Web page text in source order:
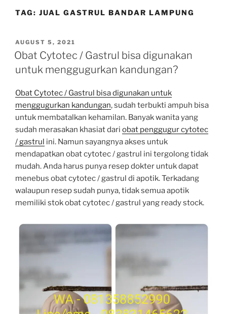
TAG: JUAL GASTRUL BANDAR LAMPUNG
POSTED
ON
AUGUST 5, 2021
Obat Cytotec / Gastrul bisa digunakan
untuk menggugurkan kandungan?
Obat Cytotec / Gastrul bisa digunakan untuk
menggugurkan kandungan, sudah terbukti ampuh bisa
untuk membatalkan kehamilan. Banyak wanita yang
sudah merasakan khasiat dari obat penggugur cytotec
/ gastrul ini. Namun sayangnya akses untuk
mendapatkan obat cytotec / gastrul ini tergolong tidak
mudah. Anda harus punya resep dokter untuk dapat
menebus obat cytotec / gastrul di apotik. Terkadang
walaupun resep sudah punya, tidak semua apotik
memiliki stok obat cytotec / gastrul yang ready stock.